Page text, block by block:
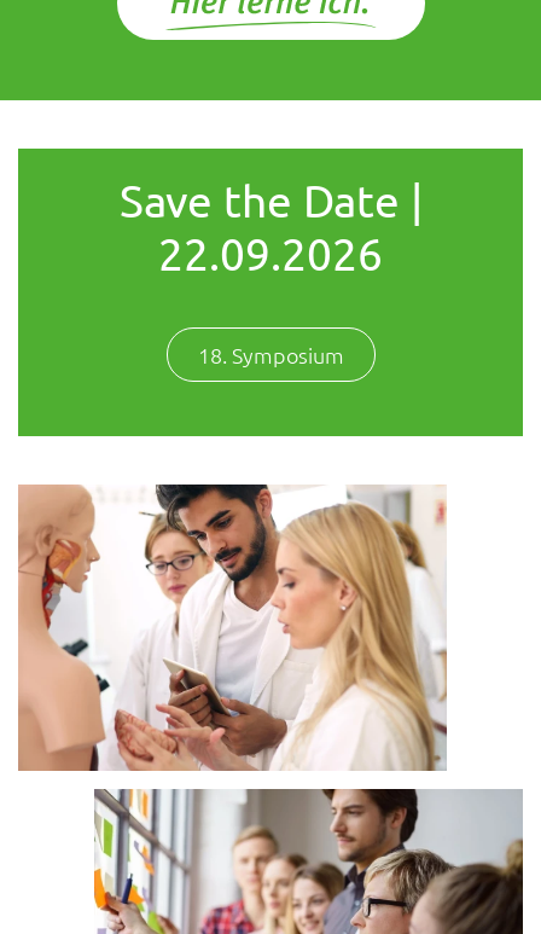
Save the Date |
22.09.2026
18. Symposium